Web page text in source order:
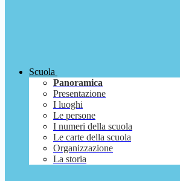
Scuola
Panoramica
Presentazione
I luoghi
Le persone
I numeri della scuola
Le carte della scuola
Organizzazione
La storia